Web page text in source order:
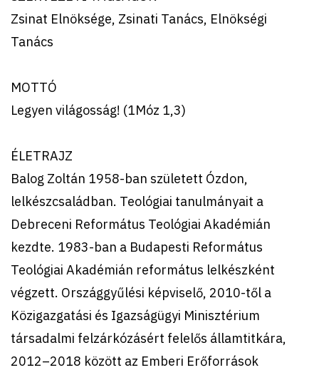
Zsinat Elnöksége, Zsinati Tanács, Elnökségi
Tanács
MOTTÓ
Legyen világosság! (1Móz 1,3)
ÉLETRAJZ
Balog Zoltán 1958-ban született Ózdon,
lelkészcsaládban. Teológiai tanulmányait a
Debreceni Református Teológiai Akadémián
kezdte. 1983-ban a Budapesti Református
Teológiai Akadémián református lelkészként
végzett. Országgyűlési képviselő, 2010-től a
Közigazgatási és Igazságügyi Minisztérium
társadalmi felzárkózásért felelős államtitkára,
2012–2018 között az Emberi Erőforrások